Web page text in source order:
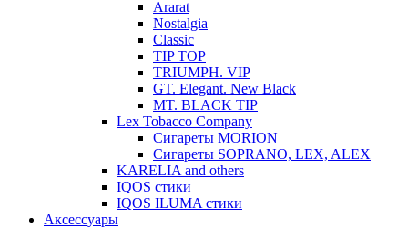
Ararat
Nostalgia
Classic
TIP TOP
TRIUMPH. VIP
GT. Elegant. New Black
MT. BLACK TIP
Lex Tobacco Company
Сигареты MORION
Сигареты SOPRANO, LEX, ALEX
KARELIA and others
IQOS стики
IQOS ILUMA стики
Аксессуары